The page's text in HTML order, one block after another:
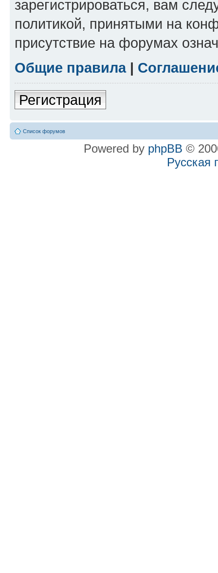
зарегистрироваться, вам
политикой, принятыми на
присутствие на форумах
Общие правила|
Регистрация
Список форумов
Powered by phpBB ©
Русская